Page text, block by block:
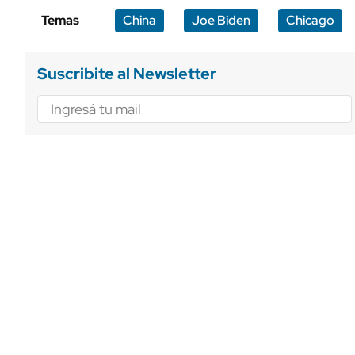
Temas China Joe Biden Chicago
Suscribite al Newsletter